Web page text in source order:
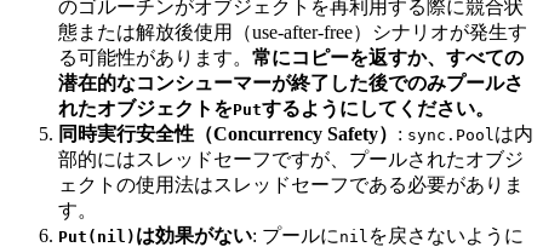
のゴルーチンがオブジェクトを再利用する際に競合状
態または解放後使用（use-after-free）シナリオが発生す
る可能性があります。 常にコピーを返すか、すべての
潜在的なコンシューマーが終了した後でのみプールさ
れたオブジェクトをPutするようにしてください。
同時実行安全性（Concurrency Safety） : sync.Pool は内
部的にはスレッドセーフですが、プールされたオブジ
ェクトの使用法はスレッドセーフである必要がありま
す。
Put(nil) は効果がない: プールに nil を戻さないように